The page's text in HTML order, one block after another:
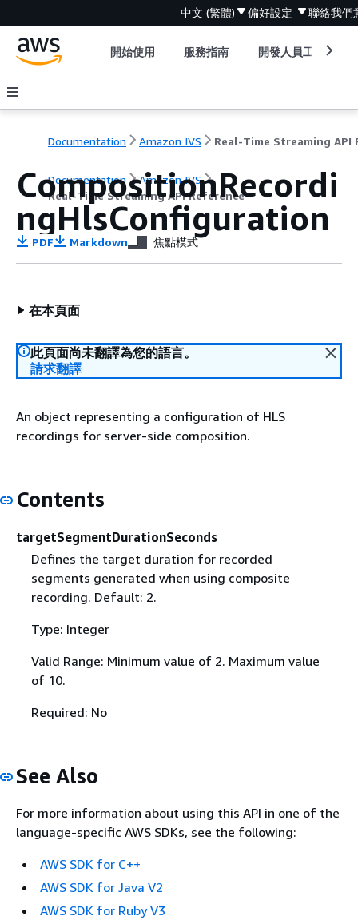
中文 (繁體) 偏好設定 聯絡我們
開始使用 服務指南 開發人員工具
Documentation Amazon IVS
Documentation
Amazon IVS
Real-Time Streaming API Reference
CompositionRecordi
ngHlsConfiguration
PDF Markdown 焦點模式
在本頁面
此頁面尚未翻譯為您的語言。
請求翻譯
An object representing a configuration of HLS
recordings for server-side composition.
Contents
targetSegmentDurationSeconds
Defines the target duration for recorded
segments generated when using composite
recording. Default: 2.
Type: Integer
Valid Range: Minimum value of 2. Maximum value
of 10.
Required: No
See Also
For more information about using this API in one of the
language-specific AWS SDKs, see the following:
AWS SDK for C++
AWS SDK for Java V2
AWS SDK for Ruby V3